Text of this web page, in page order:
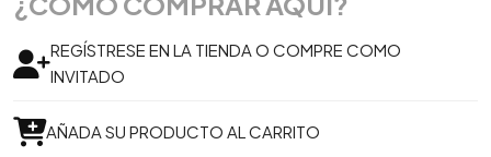
REGÍSTRESE EN LA TIENDA O COMPRE COMO
INVITADO
AÑADA SU PRODUCTO AL CARRITO